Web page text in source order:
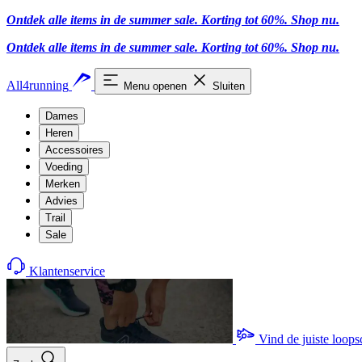
Ontdek alle items in de summer sale. Korting tot 60%. Shop nu.
Ontdek alle items in de summer sale. Korting tot 60%. Shop nu.
All4running Menu openen Sluiten
Dames
Heren
Accessoires
Voeding
Merken
Advies
Trail
Sale
Klantenservice
Vind de juiste